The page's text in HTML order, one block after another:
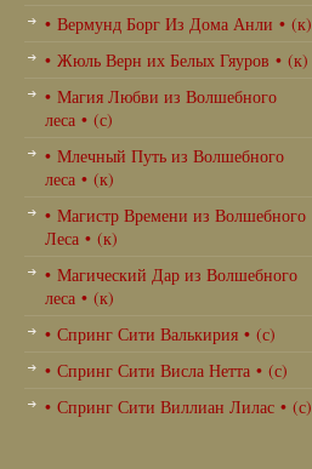
• Вермунд Борг Из Дома Анли • (к)
• Жюль Верн их Белых Гяуров • (к)
• Магия Любви из Волшебного
леса • (с)
• Млечный Путь из Волшебного
леса • (к)
• Магистр Времени из Волшебного
Леса • (к)
• Магический Дар из Волшебного
леса • (к)
• Спринг Сити Валькирия • (с)
• Спринг Сити Висла Нетта • (с)
• Спринг Сити Виллиан Лилас • (с)